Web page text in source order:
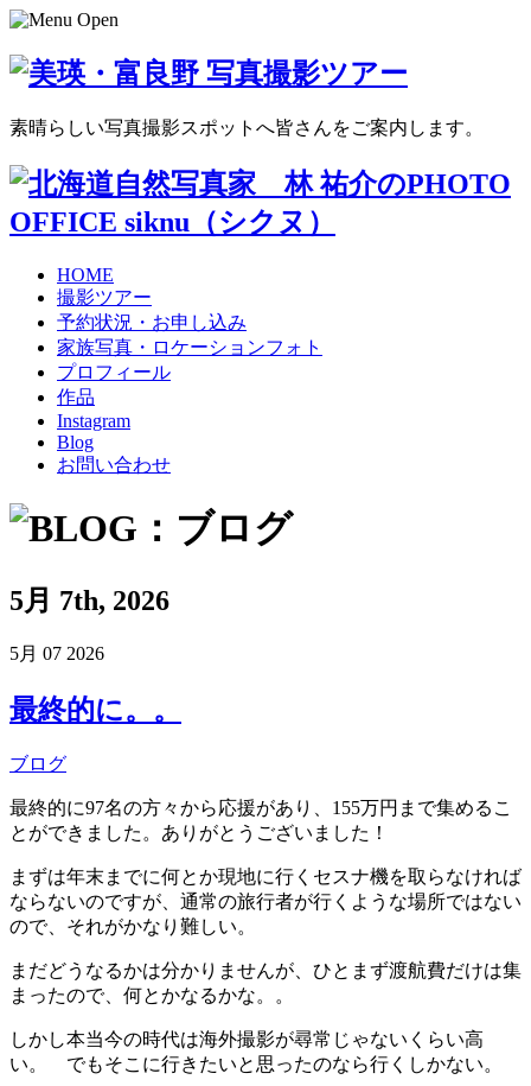
素晴らしい写真撮影スポットへ皆さんをご案内します。
HOME
撮影ツアー
予約状況・お申し込み
家族写真・ロケーションフォト
プロフィール
作品
Instagram
Blog
お問い合わせ
5月 7th, 2026
5月 07 2026
最終的に。。
ブログ
最終的に97名の方々から応援があり、155万円まで集めるこ
とができました。ありがとうございました！
まずは年末までに何とか現地に行くセスナ機を取らなければ
ならないのですが、通常の旅行者が行くような場所ではない
ので、それがかなり難しい。
まだどうなるかは分かりませんが、ひとまず渡航費だけは集
まったので、何とかなるかな。。
しかし本当今の時代は海外撮影が尋常じゃないくらい高
い。 でもそこに行きたいと思ったのなら行くしかない。